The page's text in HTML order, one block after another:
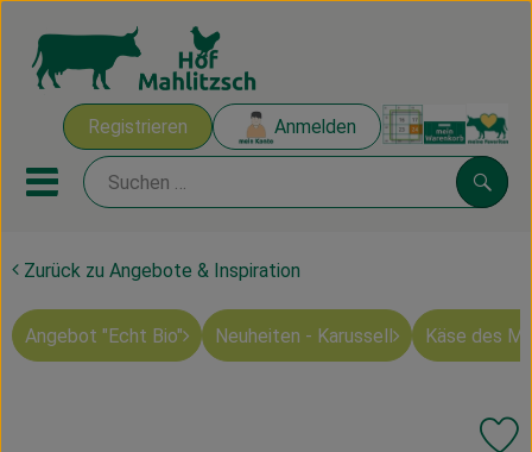
Registrieren Anmelden
Mobiles Menu öffnen oder
Ökokisten
Mahlitzscher Produkte
Zurück zu Angebote & Inspiration
Angebot "Echt Bio" Neuheiten - Karussell Käse des